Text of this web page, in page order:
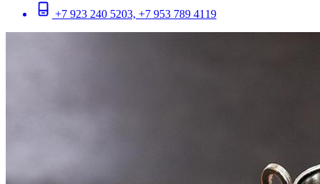
+7 923 240 5203, +7 953 789 4119